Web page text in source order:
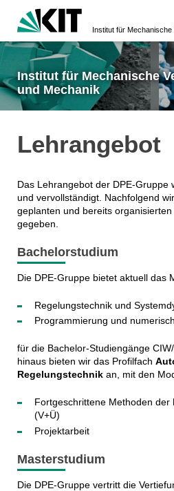
Institut für Mechanische
und Mechanik
Lehrangebot
Das Lehrangebot der DPE-Gruppe
und vervollständigt. Nachfolgend
geplanten und bereits
gegeben.
Bachelorstudium
Die DPE-Gruppe bietet aktuell das
Regelungstechnik und
Programmierung und
für die Bachelor-Studiengänge
hinaus bieten wir das Profilfach
Regelungstechnik an, mit den
Fortgeschrittene Methoden der
(V+Ü)
Projektarbeit
Masterstudium
Die DPE-Gruppe vertritt die